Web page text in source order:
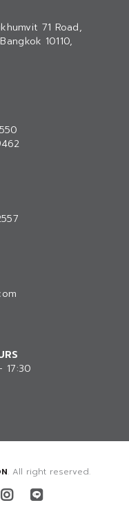
71 Road,
10110,
17:30
. All right reserved.